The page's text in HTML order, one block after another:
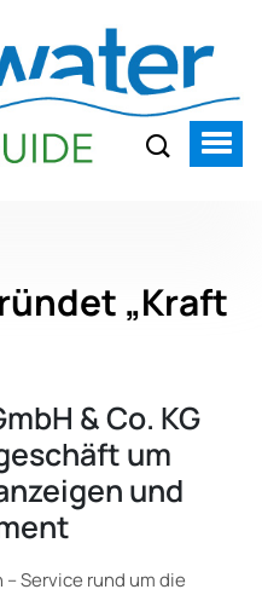
„Kraft
& Co. KG
um
und
– Service rund um die